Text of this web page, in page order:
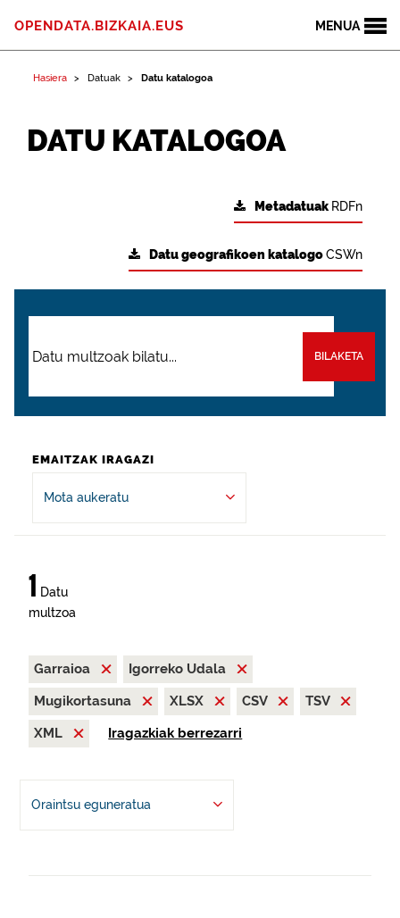
MENUA
OPENDATA.BIZKAIA.EUS
Hasiera Datuak Datu katalogoa
DATU KATALOGOA
Metadatuak RDFn
Datu geografikoen katalogoCSWn
BILAKETA
EMAITZAK IRAGAZI
Mota aukeratu
1 Datu
multzoa
Garraioa
Igorreko Udala
Mugikortasuna
XLSX CSV
TSV
XML
Iragazkiak berrezarri
Oraintsu eguneratua